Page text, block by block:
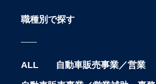
職種別で探す
ALL 自動車販売事業／営業